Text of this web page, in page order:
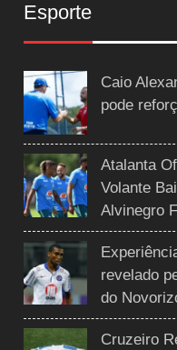
Esporte
Caio
pode
Atalanta
Volante
Alvinegro
revelado
do
Cruzeiro